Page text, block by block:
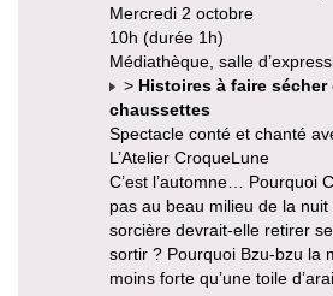
Mercredi 2 octobre
10h (durée 1h)
Médiathèque, salle
> Histoires à faire sécher
chaussettes
Spectacle conté et chanté
L’Atelier CroqueLune
C’est l’automne… Pourquoi
pas au beau milieu de la
sorcière devrait-elle retirer
sortir ? Pourquoi Bzu-bzu la
moins forte qu’une toile